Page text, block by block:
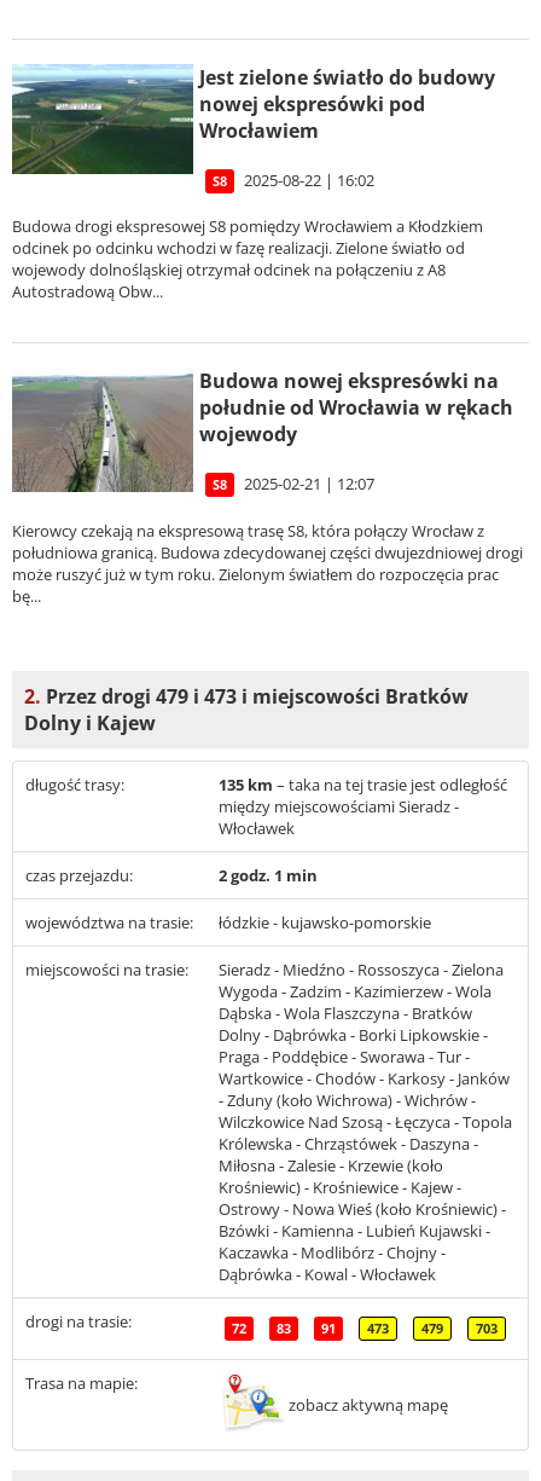
Jest zielone światło do budowy
nowej ekspresówki pod
Wrocławiem
S8 2025-08-22 | 16:02
Budowa drogi ekspresowej S8 pomiędzy Wrocławiem a Kłodzkiem
odcinek po odcinku wchodzi w fazę realizacji. Zielone światło od
wojewody dolnośląskiej otrzymał odcinek na połączeniu z A8
Autostradową Obw...
Budowa nowej ekspresówki na
południe od Wrocławia w rękach
wojewody
S8 2025-02-21 | 12:07
Kierowcy czekają na ekspresową trasę S8, która połączy Wrocław z
południowa granicą. Budowa zdecydowanej części dwujezdniowej drogi
może ruszyć już w tym roku. Zielonym światłem do rozpoczęcia prac
bę...
2. Przez drogi 479 i 473 i miejscowości Bratków
Dolny i Kajew
długość trasy: 135 km – taka na tej trasie jest odległość
między miejscowościami Sieradz -
Włocławek
czas przejazdu: 2 godz. 1 min
województwa na trasie: łódzkie - kujawsko-pomorskie
miejscowości na trasie:
Sieradz - Miedźno - Rossoszyca - Zielona
Wygoda - Zadzim - Kazimierzew - Wola
Dąbska - Wola Flaszczyna - Bratków
Dolny - Dąbrówka - Borki Lipkowskie -
Praga - Poddębice - Sworawa - Tur -
Wartkowice - Chodów - Karkosy - Janków
- Zduny (koło Wichrowa) - Wichrów -
Wilczkowice Nad Szosą - Łęczyca - Topola
Królewska - Chrząstówek - Daszyna -
Miłosna - Zalesie - Krzewie (koło
Krośniewic) - Krośniewice - Kajew -
Ostrowy - Nowa Wieś (koło Krośniewic) -
Bzówki - Kamienna - Lubień Kujawski -
Kaczawka - Modlibórz - Chojny -
Dąbrówka - Kowal - Włocławek
drogi na trasie: 72 83 91 473 479 703
Trasa na mapie:
zobacz aktywną mapę